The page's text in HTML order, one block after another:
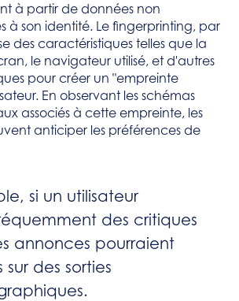
à partir de données non
à son identité. Le fingerprinting, par
des caractéristiques telles que la
le navigateur utilisé, et d'autres
pour créer un "empreinte
En observant les schémas
associés à cette empreinte, les
anticiper les préférences de
si un utilisateur
des critiques
annonces pourraient
des sorties